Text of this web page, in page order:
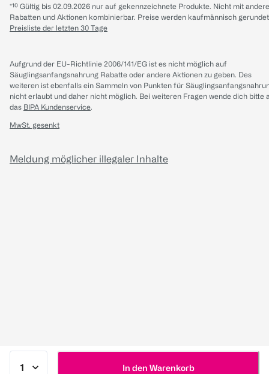
In den Warenkorb
*¹⁰ Gültig bis 02.09.2026 nur auf gekennzeichnete Produkte. Nicht mit
Rabatten und Aktionen kombinierbar. Preise werden kaufmännisch
Preisliste der letzten 30 Tage
Aufgrund der EU-Richtlinie 2006/141/EG ist es nicht möglich auf
Säuglingsanfangsnahrung Rabatte oder andere Aktionen zu geben. Des
weiteren ist ebenfalls ein Sammeln von Punkten für
nicht erlaubt und daher nicht möglich. Bei weiteren Fragen wende dich bitte
das BIPA Kundenservice.
MwSt. gesenkt
Meldung möglicher illegaler Inhalte